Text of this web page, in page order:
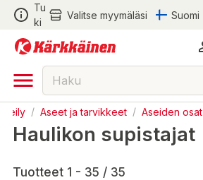
Tu
ki
Valitse myymäläsi Suomi
/ Aseet ja tarvikkeet / Aseiden osat
Haulikon supistajat
Tuotteet 1 - 35 / 35